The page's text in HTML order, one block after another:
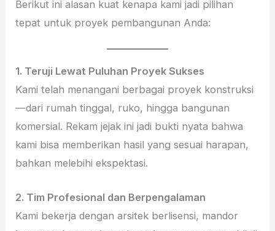
Berikut ini alasan kuat kenapa kami jadi pilihan
tepat untuk proyek pembangunan Anda:
1. Teruji Lewat Puluhan Proyek Sukses
Kami telah menangani berbagai proyek konstruksi
—dari rumah tinggal, ruko, hingga bangunan
komersial. Rekam jejak ini jadi bukti nyata bahwa
kami bisa memberikan hasil yang sesuai harapan,
bahkan melebihi ekspektasi.
2. Tim Profesional dan Berpengalaman
Kami bekerja dengan arsitek berlisensi, mandor